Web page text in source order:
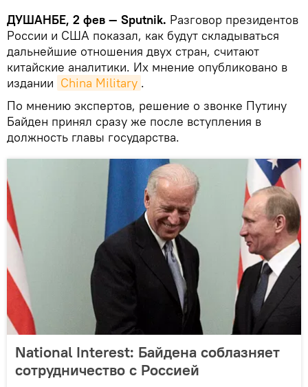
ДУШАНБЕ, 2 фев — Sputnik. Разговор президентов
России и США показал, как будут складываться
дальнейшие отношения двух стран, считают
китайские аналитики. Их мнение опубликовано в
издании China Military .
По мнению экспертов, решение о звонке Путину
Байден принял сразу же после вступления в
должность главы государства.
National Interest: Байдена соблазняет
сотрудничество с Россией